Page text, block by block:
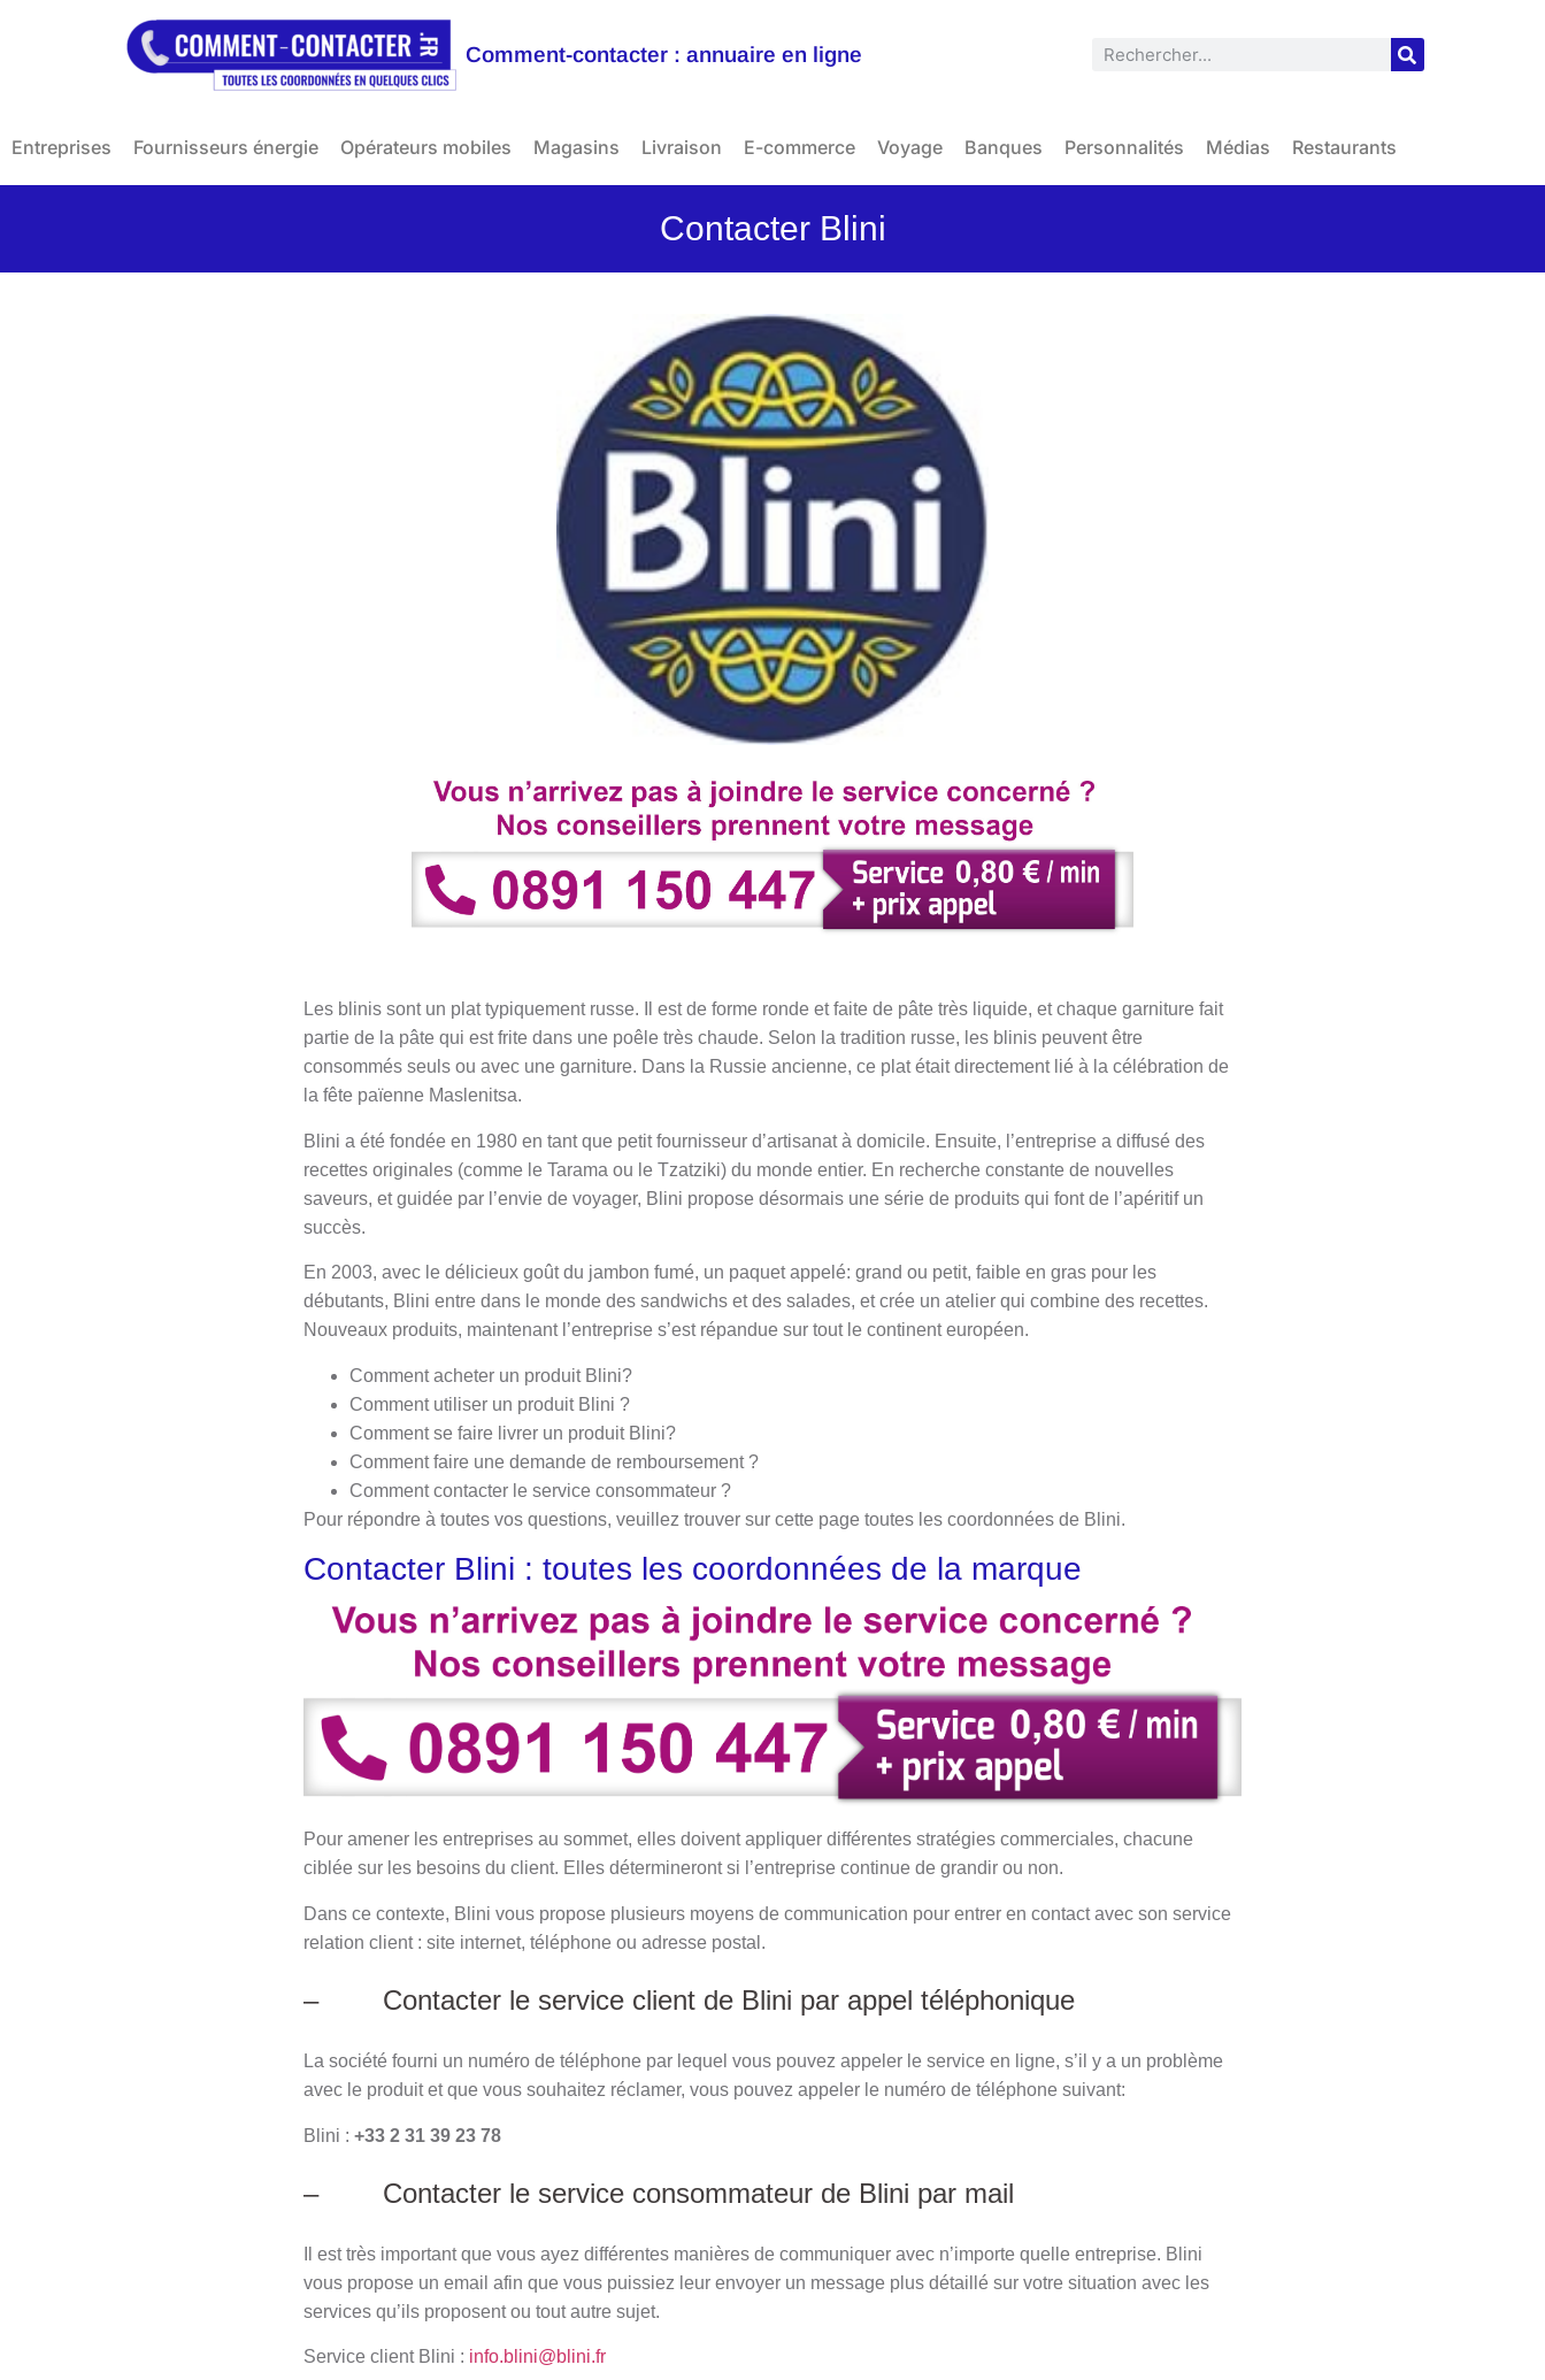
Comment-contacter : annuaire en ligne
Entreprises Fournisseurs énergie Opérateurs mobiles Magasins Livraison E-commerce Voyage Banques Personnalités Médias Restaurants
Contacter Blini
Les blinis sont un plat typiquement russe. Il est de forme ronde et faite de pâte très liquide, et chaque garniture fait
partie de la pâte qui est frite dans une poêle très chaude. Selon la tradition russe, les blinis peuvent être
consommés seuls ou avec une garniture. Dans la Russie ancienne, ce plat était directement lié à la célébration de
la fête païenne Maslenitsa.
Blini a été fondée en 1980 en tant que petit fournisseur d’artisanat à domicile. Ensuite, l’entreprise a diffusé des
recettes originales (comme le Tarama ou le Tzatziki) du monde entier. En recherche constante de nouvelles
saveurs, et guidée par l’envie de voyager, Blini propose désormais une série de produits qui font de l’apéritif un
succès.
En 2003, avec le délicieux goût du jambon fumé, un paquet appelé: grand ou petit, faible en gras pour les
débutants, Blini entre dans le monde des sandwichs et des salades, et crée un atelier qui combine des recettes.
Nouveaux produits, maintenant l’entreprise s’est répandue sur tout le continent européen.
Comment acheter un produit Blini?
Comment utiliser un produit Blini ?
Comment se faire livrer un produit Blini?
Comment faire une demande de remboursement ?
Comment contacter le service consommateur ?
Pour répondre à toutes vos questions, veuillez trouver sur cette page toutes les coordonnées de Blini.
Contacter Blini : toutes les coordonnées de la marque
Pour amener les entreprises au sommet, elles doivent appliquer différentes stratégies commerciales, chacune
ciblée sur les besoins du client. Elles détermineront si l’entreprise continue de grandir ou non.
Dans ce contexte, Blini vous propose plusieurs moyens de communication pour entrer en contact avec son service
relation client : site internet, téléphone ou adresse postal.
– Contacter le service client de Blini par appel téléphonique
La société fourni un numéro de téléphone par lequel vous pouvez appeler le service en ligne, s’il y a un problème
avec le produit et que vous souhaitez réclamer, vous pouvez appeler le numéro de téléphone suivant:
Blini : +33 2 31 39 23 78
– Contacter le service consommateur de Blini par mail
Il est très important que vous ayez différentes manières de communiquer avec n’importe quelle entreprise. Blini
vous propose un email afin que vous puissiez leur envoyer un message plus détaillé sur votre situation avec les
services qu’ils proposent ou tout autre sujet.
Service client Blini : info.blini@blini.fr